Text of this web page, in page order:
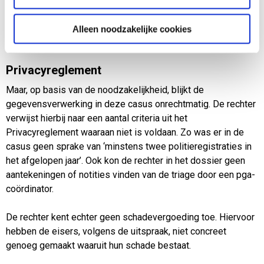
Alleen noodzakelijke cookies
(zoals beschreven in het privacyreglement). Ook oordeelt
rechtbank dat de burgermeester op basis van dit doel een
taak heeft binnen de pga.
Privacyreglement
Maar, op basis van de noodzakelijkheid, blijkt de
gegevensverwerking in deze casus onrechtmatig. De rechter
verwijst hierbij naar een aantal criteria uit het
Privacyreglement waaraan niet is voldaan. Zo was er in de
casus geen sprake van ‘minstens twee politieregistraties in
het afgelopen jaar’. Ook kon de rechter in het dossier geen
aantekeningen of notities vinden van de triage door een pga-
coördinator.
De rechter kent echter geen schadevergoeding toe. Hiervoor
hebben de eisers, volgens de uitspraak, niet concreet
genoeg gemaakt waaruit hun schade bestaat.